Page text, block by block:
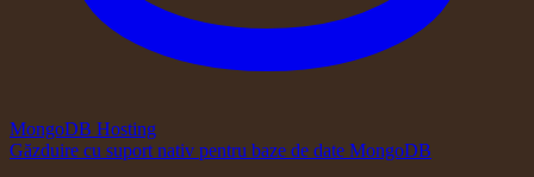
MongoDB Hosting
Găzduire cu suport nativ pentru baze de date MongoDB